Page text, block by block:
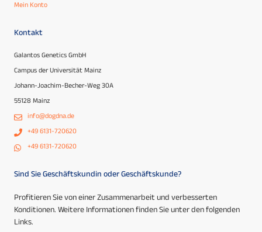
Mein Konto
Kontakt
Galantos Genetics GmbH
Campus der Universität Mainz
Johann-Joachim-Becher-Weg 30A
55128 Mainz
info@dogdna.de
+49 6131-720620
+49 6131-720620
Sind Sie Geschäftskundin oder Geschäftskunde?
Profitieren Sie von einer Zusammenarbeit und verbesserten
Konditionen. Weitere Informationen finden Sie unter den folgenden
Links.